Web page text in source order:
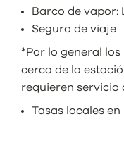
Barco de vapor:
Seguro de viaje
*Por lo general
cerca de la
requieren servicio
Tasas locales